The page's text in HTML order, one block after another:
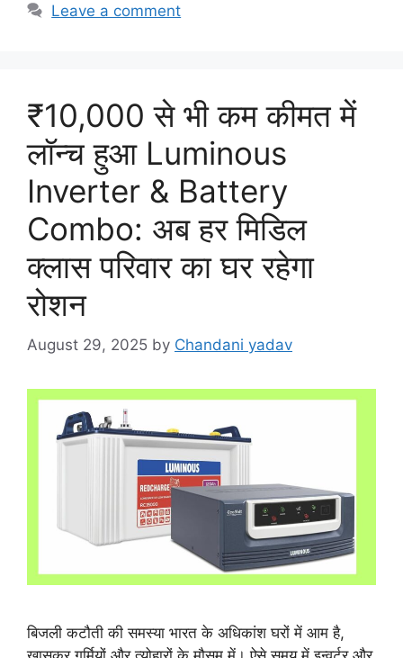
Leave a comment
₹10,000 से भी कम कीमत में
लॉन्च हुआ Luminous
Inverter & Battery
Combo: अब हर मिडिल
क्लास परिवार का घर रहेगा
रोशन
August 29, 2025 by Chandani yadav
बिजली कटौती की समस्या भारत के अधिकांश घरों में आम है,